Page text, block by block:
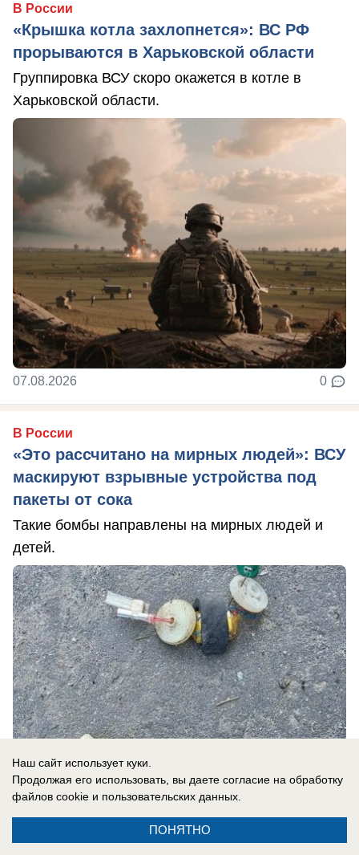
В России
«Крышка котла захлопнется»: ВС РФ
прорываются в Харьковской области
Группировка ВСУ скоро окажется в котле в
Харьковской области.
07.08.2026 0
В России
«Это рассчитано на мирных людей»: ВСУ
маскируют взрывные устройства под
пакеты от сока
Такие бомбы направлены на мирных людей и
детей.
Наш сайт использует куки.
Продолжая его использовать, вы даете согласие на обработку
файлов cookie и пользовательских данных.
ПОНЯТНО